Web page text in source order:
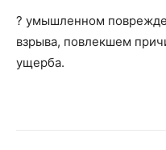
? умышленном
взрыва, повлекшем
ущерба.